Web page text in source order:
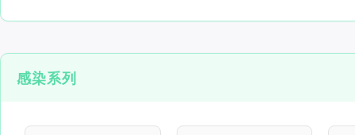
感染系列